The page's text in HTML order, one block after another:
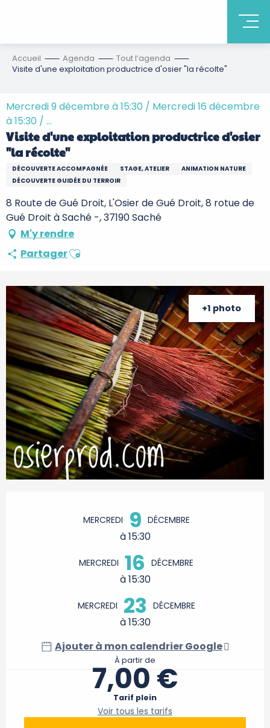
Accueil Agenda
Tout l’agenda
Visite d'une exploitation productrice d'osier "la récolte"
Mercredi 9 décembre à 15:30 / Mercredi 16 décembre
à 15:30 / ...
Visite d'une exploitation productrice d'osier
"la récolte"
DÉCOUVERTE ACCOMPAGNÉE STAGE, ATELIER
ANIMATION NATURE
DÉCOUVERTE GUIDÉE DU TERROIR
8 Route de Gué Droit, L'Osier de Gué Droit, 8 rotue de
Gué Droit à Saché -, 37190 Saché
M'y rendre
PartagerAjouter aux favoris
+1 photo
MERCREDI 9 DÉCEMBRE
à 15:30
MERCREDI 16 DÉCEMBRE
à 15:30
MERCREDI 23 DÉCEMBRE
à 15:30
Ajouter à mon calendrier Google
À partir de
7,00 €
Tarif plein
Voir tous les tarifs